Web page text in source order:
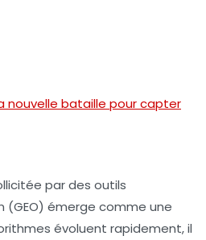
nouvelle bataille pour capter
par des outils
(GEO) émerge comme une
évoluent rapidement, il